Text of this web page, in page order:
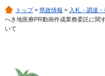
トップ> 県政情報 > 入札・調達
へき地医療PR動画作成業務委託に関
いて